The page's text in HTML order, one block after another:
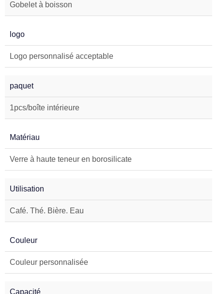
Gobelet à boisson
logo
Logo personnalisé acceptable
paquet
1pcs/boîte intérieure
Matériau
Verre à haute teneur en borosilicate
Utilisation
Café. Thé. Bière. Eau
Couleur
Couleur personnalisée
Capacité